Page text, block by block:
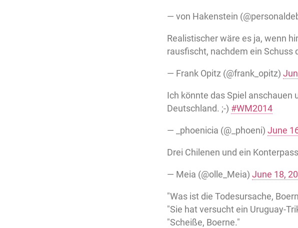
— von Hakenstein
Realistischer wäre es ja, wenn
rausfischt, nachdem ein Schuss
— Frank Opitz (@frank_opitz)
Ich könnte das Spiel
Deutschland. ;-) #WM2014
— _phoenicia (@_phoeni) June
Drei Chilenen und ein
— Meia (@olle_Meia) June 18,
"Was ist die Todesursache,
"Sie hat versucht ein Uruguay-
"Scheiße, Boerne."